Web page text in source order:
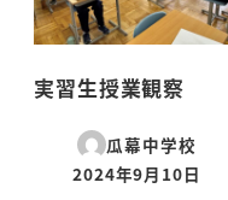
実習生授業観察
瓜幕中学校
投稿日
2024年9月10日